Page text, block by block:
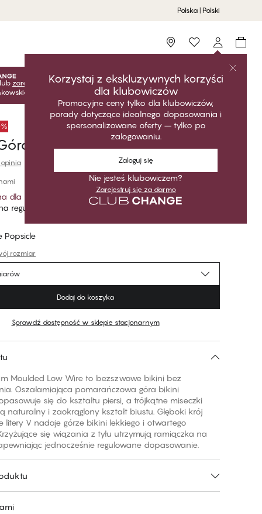
Polska | Polski
Storefinder
Korzystaj z ekskluzywnych korzyści
dla klubowiczów
Promocyjne ceny tylko dla klubowiczów,
porady dotyczące idealnego dopasowania i
spersonalizowane oferty – tylko po
zalogowaniu.
Zaloguj się
Nie jesteś klubowiczem?
Zarejestruj się za darmo
lub zarejestruj się za darmo, aby odblokować ekskluzywne
Ceny klubowe są aktywne tylko po zalogowaniu.
od bikini Triangle
opinia
dla klubowiczów
regularna
Popsicle
rozmiar
Dodaj do koszyka
Sprawdź dostępność w sklepie stacjonarnym
Moulded Low Wire to bezszwowe bikini bez
Oszałamiająca pomarańczowa góra bikini
się do kształtu piersi, a trójkątne miseczki
naturalny i zaokrąglony kształt biustu. Głęboki krój
litery V nadaje górze bikini lekkiego i otwartego
się wiązania z tyłu utrzymują ramiączka na
jednocześnie regulowane dopasowanie.